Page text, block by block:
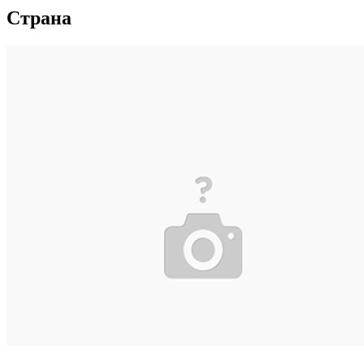
Страна